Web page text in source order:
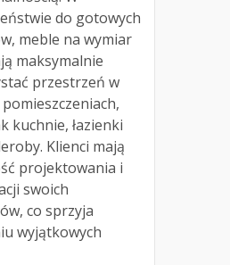
do gotowych
meble na wymiar
maksymalnie
przestrzeń w
kuchnie, łazienki
Klienci mają
projektowania i
swoich
co sprzyja
wyjątkowych